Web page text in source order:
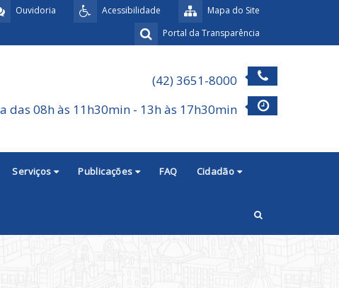
Mapa do Site
Acessibilidade
Ouvidoria
Portal da Transparência
(42) 3651-8000
das 08h às 11h30min - 13h às 17h30min
Serviços Publicações FAQ Cidadão